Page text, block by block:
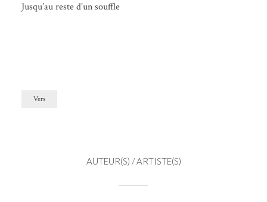
Jus­qu’au reste d’un souffle
Vers
AUTEUR(S) / ARTISTE(S)